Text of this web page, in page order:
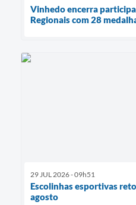
Vinhedo encerra
Regionais com 28
29 JUL 2026 - 09h51
Escolinhas esportivas
agosto